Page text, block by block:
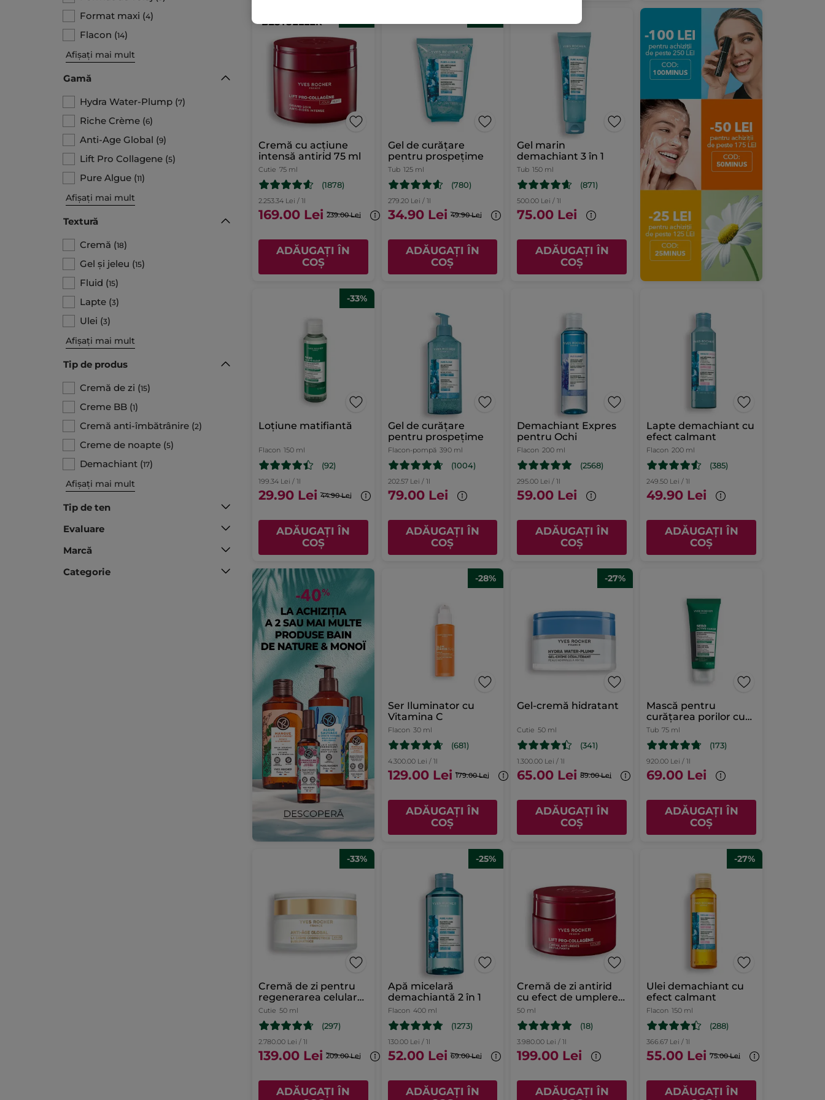
Format maxi (4)
Flacon (14)
Afișați mai mult
Gamă
Hydra Water-Plump (7)
Riche Crème (6)
Anti-Age Global (9)
Lift Pro Collagene (5)
Pure Algue (11)
Afișați mai mult
Textură
Cremă (18)
Gel și jeleu (15)
Fluid (15)
Lapte (3)
Ulei (3)
Afișați mai mult
Tip de produs​
Cremă de zi (15)
Creme BB (1)
Cremă anti-îmbătrânire (2)
Creme de noapte (5)
Demachiant (17)
Afișați mai mult
Tip de ten
Evaluare
Marcă
Categorie
BESTSELLER
Cremă cu acțiune
intensă antirid 75 ml
Cutie 75 ml
(1878)
2.253.34 Lei / 1l
169.00 Lei 239.00 Lei
ADĂUGAȚI ÎN
COȘ
Gel de curățare
pentru prospețime
Tub 125 ml
(780)
279.20 Lei / 1l
34.90 Lei 49.90 Lei
ADĂUGAȚI ÎN
COȘ
Gel marin
demachiant 3 în 1
Tub 150 ml
(871)
500.00 Lei / 1l
75.00 Lei
ADĂUGAȚI ÎN
COȘ
-33%
Loțiune matifiantă
Flacon 150 ml
(92)
199.34 Lei / 1l
29.90 Lei 44.90 Lei
ADĂUGAȚI ÎN
COȘ
Gel de curățare
pentru prospețime
Flacon-pompă 390 ml
(1004)
202.57 Lei / 1l
79.00 Lei
ADĂUGAȚI ÎN
COȘ
Demachiant Expres
pentru Ochi
Flacon 200 ml
(2568)
295.00 Lei / 1l
59.00 Lei
ADĂUGAȚI ÎN
COȘ
Lapte demachiant cu
efect calmant
Flacon 200 ml
(385)
249.50 Lei / 1l
49.90 Lei
ADĂUGAȚI ÎN
COȘ
-28%
Ser Iluminator cu
Vitamina C
Flacon 30 ml
(681)
4.300.00 Lei / 1l
129.00 Lei 179.00 Lei
ADĂUGAȚI ÎN
COȘ
-27%
Gel-cremă hidratant
Cutie 50 ml
(341)
1.300.00 Lei / 1l
65.00 Lei 89.00 Lei
ADĂUGAȚI ÎN
COȘ
Mască pentru
curățarea porilor cu
cărbune
Tub 75 ml
(173)
920.00 Lei / 1l
69.00 Lei
ADĂUGAȚI ÎN
COȘ
-33%
Cremă de zi pentru
regenerarea celulară
a tenului
Cutie 50 ml
(297)
2.780.00 Lei / 1l
139.00 Lei 209.00 Lei
ADĂUGAȚI ÎN
-25%
Apă micelară
demachiantă 2 în 1
Flacon 400 ml
(1273)
130.00 Lei / 1l
52.00 Lei 69.00 Lei
ADĂUGAȚI ÎN
Cremă de zi antirid
cu efect de umplere
50ml
50 ml
(18)
3.980.00 Lei / 1l
199.00 Lei
ADĂUGAȚI ÎN
-27%
Ulei demachiant cu
efect calmant
Flacon 150 ml
(288)
366.67 Lei / 1l
55.00 Lei 75.00 Lei
ADĂUGAȚI ÎN